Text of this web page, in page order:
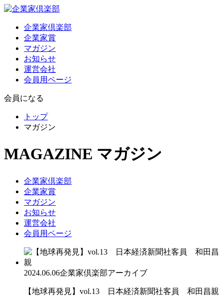
企業家倶楽部
企業家賞
マガジン
お知らせ
運営会社
会員用ページ
会員になる
トップ
マガジン
MAGAZINE マガジン
企業家倶楽部
企業家賞
マガジン
お知らせ
運営会社
会員用ページ
2024.06.06企業家倶楽部アーカイブ
【地球再発見】vol.13 日本経済新聞社客員 和田昌親